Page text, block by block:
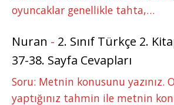
oyuncaklar genellikle tahta,…
Nuran - 2. Sınıf Türkçe 2.
37-38. Sayfa Cevapları
Soru: Metnin konusunu yazınız.
yaptığınız tahmin ile metnin